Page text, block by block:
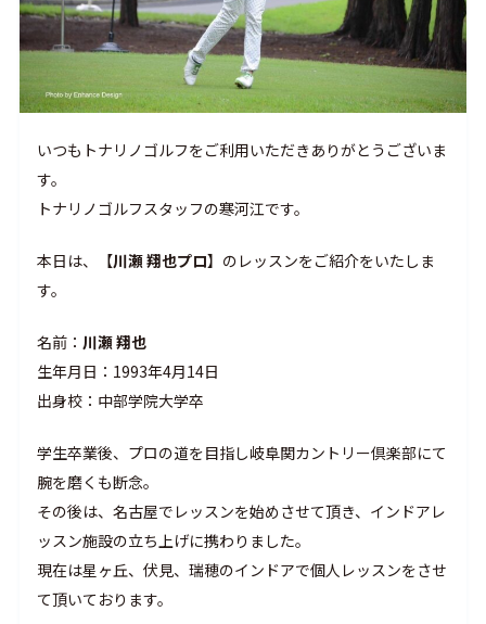
いつもトナリノゴルフをご利用いただきありがとうございま
す。
トナリノゴルフスタッフの寒河江です。
本日は、【川瀬 翔也プロ】のレッスンをご紹介をいたしま
す。
名前： 川瀬 翔也
生年月日：1993年4月14日
出身校：中部学院大学卒
学生卒業後、プロの道を目指し岐阜関カントリー倶楽部にて
腕を磨くも断念。
その後は、名古屋でレッスンを始めさせて頂き、インドアレ
ッスン施設の立ち上げに携わりました。
現在は星ヶ丘、伏見、瑞穂のインドアで個人レッスンをさせ
て頂いております。